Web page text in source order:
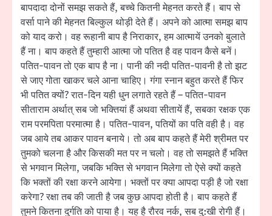
बापदादा दोनों समझ सकते हैं, बच्चे कितनी मेहनत करते हैं। बाप से
वर्सा पाने की मेहनत बिल्कुल थोड़ी देते हैं। अपने को आत्मा समझ बाप
को याद करो। वह रूहानी बाप है निराकार, हम आत्मायें उनको बुलाते
हैं ना। बाप कहते हैं तुम्हारी आत्मा जो पतित है वह पावन कैसे बनें।
पतित-पावन तो एक बाप है ना। पानी की नदी पतित-पावनी है तो झट
से जाए गोता खाकर चले आना चाहिए। गंगा स्नान बहुत करते हैं फिर
भी पतित क्यों? रात-दिन यही धुन लगाते रहते हैं – पतित-पावन
सीताराम अर्थात् सब जो भक्तियां हैं अथवा सीतायें हैं, सबका रक्षक एक
राम परमपिता परमात्मा है। पतित-पावन, पतियों का पति वही है। वह
जब आये तब आकर पावन बनाये। तो अब बाप कहते हैं मेरी श्रीमत पर
तुमको चलना है और किसकी मत पर न चलो। वह तो समझते हैं भक्ति
से भगवान मिलेगा, जबकि भक्ति से भगवान मिलेगा तो ऐसे क्यों कहते
कि भक्तों की रक्षा करने आयेगा। भक्तों पर क्या आपदा पड़ी है जो रक्षा
करेगा? रक्षा तब की जाती है जब कुछ आपदा होती है। बाप कहते हैं
तुमने कितना दुर्गति को पाया है। यह है रौरव नर्क, सब दु:खी रोगी हैं।